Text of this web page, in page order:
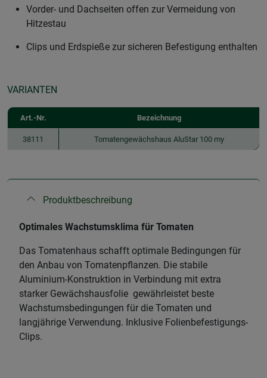
Vorder- und Dachseiten offen zur Vermeidung von
Hitzestau
Clips und Erdspieße zur sicheren Befestigung enthalten
VARIANTEN
Art.-Nr. Bezeichnung
38111 Tomatengewächshaus AluStar 100 my
Produktbeschreibung
Optimales Wachstumsklima für Tomaten
Das Tomatenhaus schafft optimale Bedingungen für
den Anbau von Tomatenpflanzen. Die stabile
Aluminium-Konstruktion in Verbindung mit extra
starker Gewächshausfolie gewährleistet beste
Wachstumsbedingungen für die Tomaten und
langjährige Verwendung. Inklusive Folienbefestigungs-
Clips.